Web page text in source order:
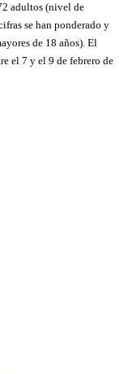
adultos (nivel de
se han ponderado y
de 18 años). El
el 7 y el 9 de febrero de